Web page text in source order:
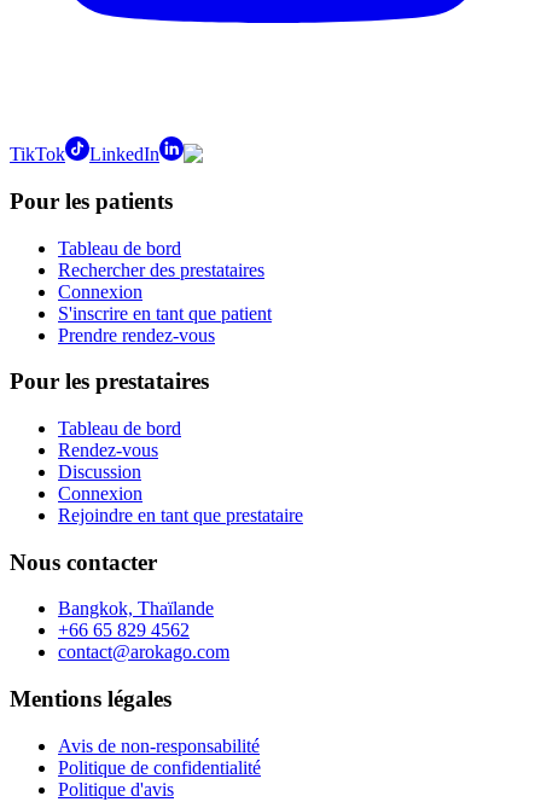
TikTok LinkedIn
Pour les patients
Tableau de bord
Rechercher des prestataires
Connexion
S'inscrire en tant que patient
Prendre rendez-vous
Pour les prestataires
Tableau de bord
Rendez-vous
Discussion
Connexion
Rejoindre en tant que prestataire
Nous contacter
Bangkok, Thaïlande
+66 65 829 4562
contact@arokago.com
Mentions légales
Avis de non-responsabilité
Politique de confidentialité
Politique d'avis